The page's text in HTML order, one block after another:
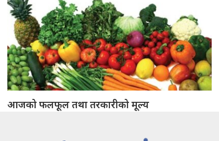
आजको फलफूल तथा तरकारीको मूल्य